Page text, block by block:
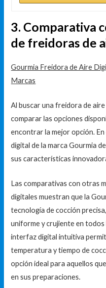
3. Comparativa
de freidoras de
Gourmia Freidora de Aire
Marcas
Al buscar una freidora de
comparar las opciones
encontrar la mejor opción.
digital de la marca Gourmia
sus características
Las comparativas con otras
digitales muestran que la
tecnología de cocción
uniforme y crujiente en todos
interfaz digital intuitiva
temperatura y tiempo de
opción ideal para aquellos
en sus preparaciones.